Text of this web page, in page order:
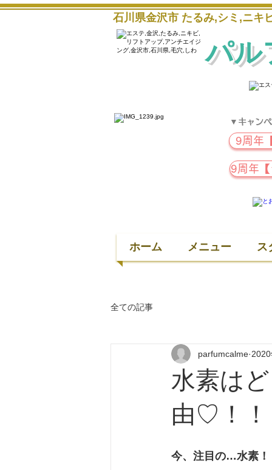
石川県金沢市 たるみ,シミ,ニキ
パル
9周年
▼キャン
9周年
ホーム メニュー ス
全ての記事
水素は
由♡！！
parfumcalme
今、注目の…水素！